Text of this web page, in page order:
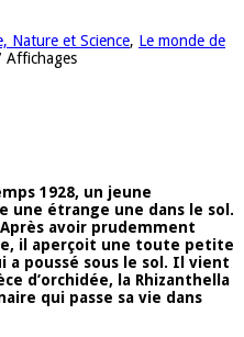
Nature et Science, Le monde de
Affichages
1928, un jeune
une étrange une dans le sol.
avoir prudemment
il aperçoit une toute petite
a poussé sous le sol. Il vient
d’orchidée, la Rhizanthella
qui passe sa vie dans